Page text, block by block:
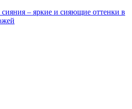
– яркие и сияющие оттенки в